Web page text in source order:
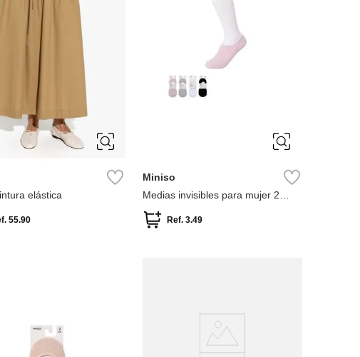
elástica
55.90
Miniso
Medias invisibles para mujer 2
Ref. 3.49